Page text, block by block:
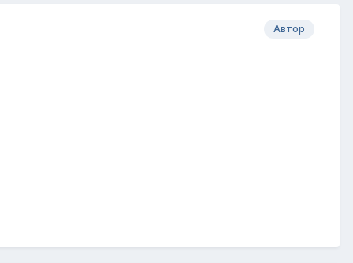
Автор